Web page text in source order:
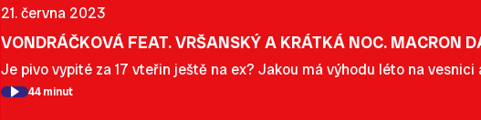
21. června 2023
VONDRÁČKOVÁ FEAT. VRŠANSKÝ A KRÁTKÁ NOC. MACRON
Je pivo vypité za 17 vteřin ještě na ex? Jakou má výhodu léto na vesnici
44 minut